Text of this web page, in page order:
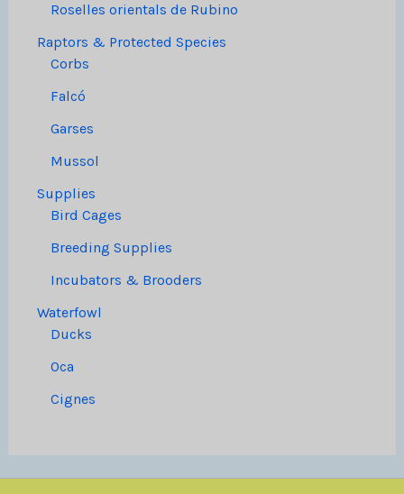
Roselles orientals de Rubino
Raptors & Protected Species
Corbs
Falcó
Garses
Mussol
Supplies
Bird Cages
Breeding Supplies
Incubators & Brooders
Waterfowl
Ducks
Oca
Cignes